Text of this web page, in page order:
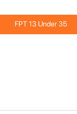
FPT 13 Under 35